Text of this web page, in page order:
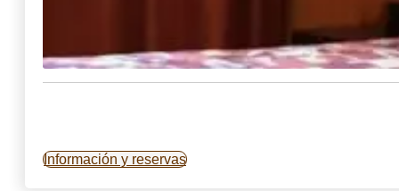
Información y reservas